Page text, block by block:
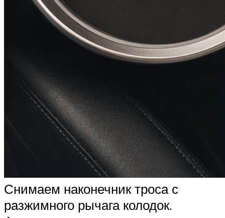
Снимаем наконечник троса с
разжимного рычага колодок.